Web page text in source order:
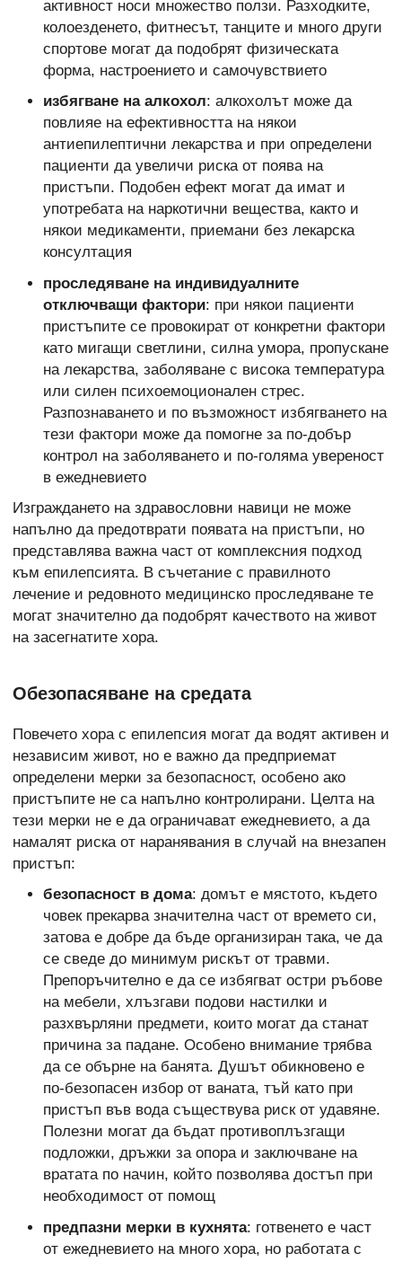
активност носи множество ползи. Разходките,
колоезденето, фитнесът, танците и много други
спортове могат да подобрят физическата
форма, настроението и самочувствието
избягване на алкохол: алкохолът може да
повлияе на ефективността на някои
антиепилептични лекарства и при определени
пациенти да увеличи риска от поява на
пристъпи. Подобен ефект могат да имат и
употребата на наркотични вещества, както и
някои медикаменти, приемани без лекарска
консултация
проследяване на индивидуалните
отключващи фактори: при някои пациенти
пристъпите се провокират от конкретни фактори
като мигащи светлини, силна умора, пропускане
на лекарства, заболяване с висока температура
или силен психоемоционален стрес.
Разпознаването и по възможност избягването на
тези фактори може да помогне за по-добър
контрол на заболяването и по-голяма увереност
в ежедневието
Изграждането на здравословни навици не може
напълно да предотврати появата на пристъпи, но
представлява важна част от комплексния подход
към епилепсията. В съчетание с правилното
лечение и редовното медицинско проследяване те
могат значително да подобрят качеството на живот
на засегнатите хора.
Обезопасяване на средата
Повечето хора с епилепсия могат да водят активен и
независим живот, но е важно да предприемат
определени мерки за безопасност, особено ако
пристъпите не са напълно контролирани. Целта на
тези мерки не е да ограничават ежедневието, а да
намалят риска от наранявания в случай на внезапен
пристъп:
безопасност в дома: домът е мястото, където
човек прекарва значителна част от времето си,
затова е добре да бъде организиран така, че да
се сведе до минимум рискът от травми.
Препоръчително е да се избягват остри ръбове
на мебели, хлъзгави подови настилки и
разхвърляни предмети, които могат да станат
причина за падане. Особено внимание трябва
да се обърне на банята. Душът обикновено е
по-безопасен избор от ваната, тъй като при
пристъп във вода съществува риск от удавяне.
Полезни могат да бъдат противоплъзгащи
подложки, дръжки за опора и заключване на
вратата по начин, който позволява достъп при
необходимост от помощ
предпазни мерки в кухнята: готвенето е част
от ежедневието на много хора, но работата с